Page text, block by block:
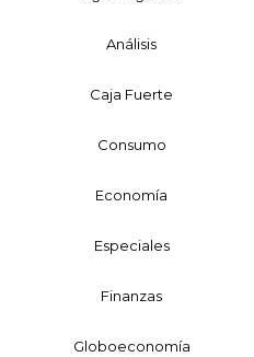
Análisis
Caja Fuerte
Consumo
Economía
Especiales
Finanzas
Globoeconomía